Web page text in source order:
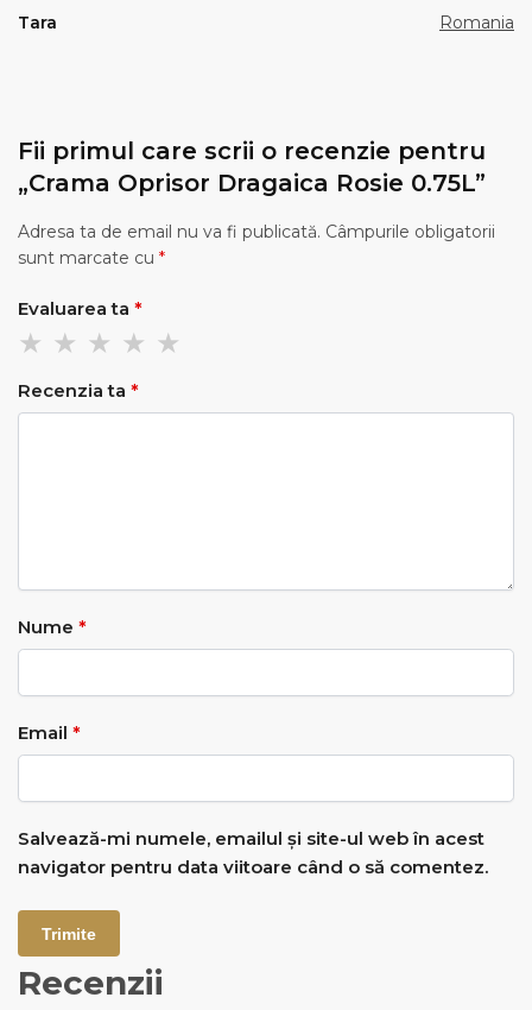
Tara Romania
Recenzii
Fii primul care scrii o recenzie pentru
„Crama Oprisor Dragaica Rosie 0.75L”
Adresa ta de email nu va fi publicată. Câmpurile obligatorii
sunt marcate cu *
Evaluarea ta *
Recenzia ta *
Nume *
Email *
Salvează-mi numele, emailul și site-ul web în acest
navigator pentru data viitoare când o să comentez.